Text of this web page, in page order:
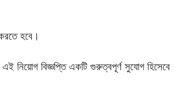
হবে।
বিজ্ঞপ্তি একটি গুরুত্বপূর্ণ সুযোগ হিসেবে